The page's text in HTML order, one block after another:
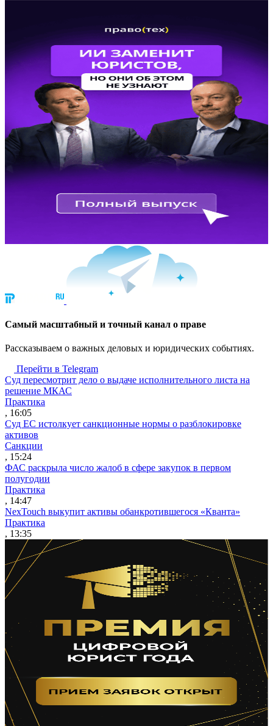
Cамый масштабный и точный канал о праве
Рассказываем о важных деловых и юридических событиях.
Перейти в Telegram
Суд пересмотрит дело о выдаче исполнительного листа на
решение МКАС
Практика
, 16:05
Суд ЕС истолкует санкционные нормы о разблокировке
активов
Санкции
, 15:24
ФАС раскрыла число жалоб в сфере закупок в первом
полугодии
Практика
, 14:47
NexTouch выкупит активы обанкротившегося «Кванта»
Практика
, 13:35